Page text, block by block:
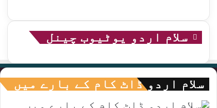
سلام اردو یوٹیوب چینل
سلام اردو ڈاٹ کام کے بارے میں